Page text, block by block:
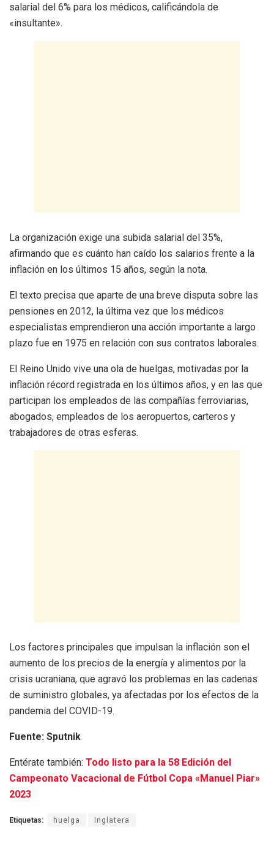
salarial del 6% para los médicos, calificándola de
«insultante».
La organización exige una subida salarial del 35%,
afirmando que es cuánto han caído los salarios frente a la
inflación en los últimos 15 años, según la nota.
El texto precisa que aparte de una breve disputa sobre las
pensiones en 2012, la última vez que los médicos
especialistas emprendieron una acción importante a largo
plazo fue en 1975 en relación con sus contratos laborales.
El Reino Unido vive una ola de huelgas, motivadas por la
inflación récord registrada en los últimos años, y en las que
participan los empleados de las compañías ferroviarias,
abogados, empleados de los aeropuertos, carteros y
trabajadores de otras esferas.
Los factores principales que impulsan la inflación son el
aumento de los precios de la energía y alimentos por la
crisis ucraniana, que agravó los problemas en las cadenas
de suministro globales, ya afectadas por los efectos de la
pandemia del COVID-19.
Fuente: Sputnik
Entérate también: Todo listo para la 58 Edición del
Campeonato Vacacional de Fútbol Copa «Manuel Piar»
2023
Etiquetas: huelga Inglatera